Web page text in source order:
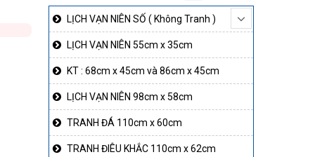
LỊCH VẠN NIÊN SỐ ( Không Tranh )
LỊCH VẠN NIÊN 55cm x 35cm
KT : 68cm x 45cm và 86cm x 45cm
LỊCH VẠN NIÊN 98cm x 58cm
TRANH ĐÁ 110cm x 60cm
TRANH ĐIÊU KHẮC 110cm x 62cm